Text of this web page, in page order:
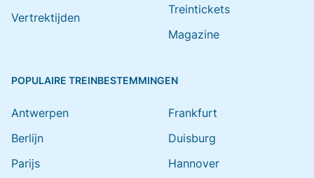
Vertrektijden
Treintickets
Magazine
POPULAIRE TREINBESTEMMINGEN
Antwerpen
Berlijn
Parijs
Frankfurt
Duisburg
Hannover